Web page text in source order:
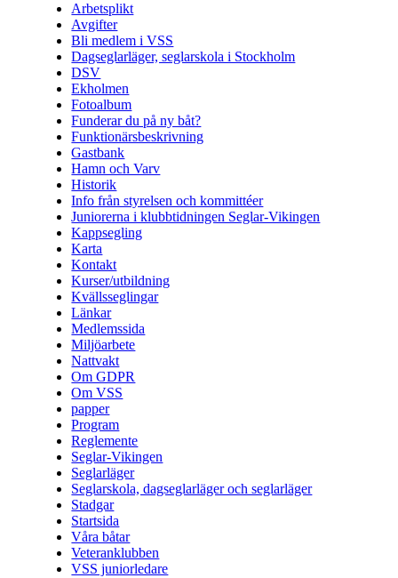
Arbetsplikt
Avgifter
Bli medlem i VSS
Dagseglarläger, seglarskola i Stockholm
DSV
Ekholmen
Fotoalbum
Funderar du på ny båt?
Funktionärsbeskrivning
Gastbank
Hamn och Varv
Historik
Info från styrelsen och kommittéer
Juniorerna i klubbtidningen Seglar-Vikingen
Kappsegling
Karta
Kontakt
Kurser/utbildning
Kvällsseglingar
Länkar
Medlemssida
Miljöarbete
Nattvakt
Om GDPR
Om VSS
papper
Program
Reglemente
Seglar-Vikingen
Seglarläger
Seglarskola, dagseglarläger och seglarläger
Stadgar
Startsida
Våra båtar
Veteranklubben
VSS juniorledare